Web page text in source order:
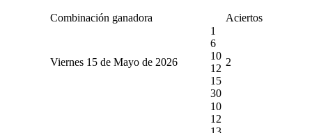
Combinación ganadora Aciertos
Viernes 15 de Mayo de 2026
1
6
10
12
15
30
2
10
12